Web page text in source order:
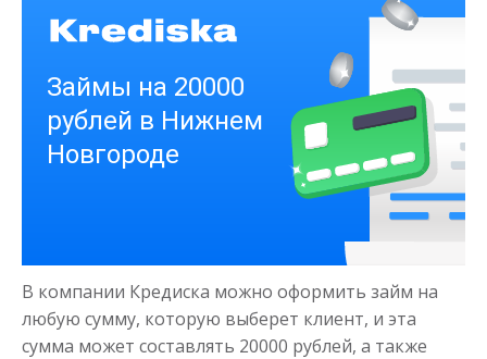
Получить
Сумма до50 000₽
Срок от 1до 21 дня
В компании Кредиска можно оформить займ на
любую сумму, которую выберет клиент, и эта
сумма может составлять 20000 рублей, а также